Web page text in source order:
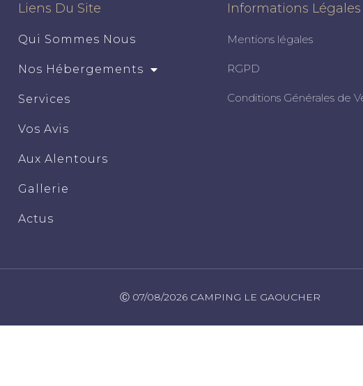
Liens Du Site
Qui Sommes Nous
Nos Hébergements
Services
Vos Avis
Aux Alentours
Gallerie
Actus
Informations Légales
Mentions légales
RGPD
Conditions Générales de
Ⓒ 07/08/2026 CAMPING LE GAOUCHER